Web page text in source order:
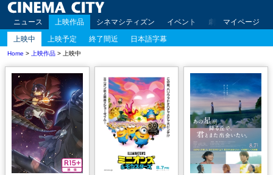
ニュース 上映作品 シネマシティズン イベント 劇場案内 アク
マイページ
上映中
上映予定 終了間近 日本語字幕
Home > 上映作品 > 上映中